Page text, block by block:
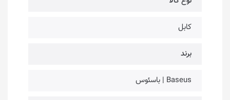
کابل
برند
Baseus | باسئوس